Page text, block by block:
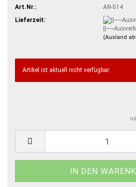
Art.Nr.:
AN-514
Lieferzeit:
(Ausland
Artikel ist aktuell nicht verfügbar.